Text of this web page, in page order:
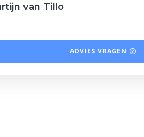
van Tillo
ADVIES VRAGEN